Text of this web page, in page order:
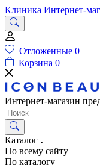
Клиника Интернет-
Отложенные 0
Корзина 0
Интернет-магазин
Каталог
По всему сайту
По каталогу